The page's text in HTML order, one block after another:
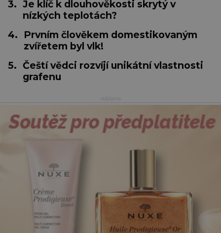
3. Je klíč k dlouhověkosti skrytý v
nízkých teplotách?
4.
Prvním člověkem domestikovaným
zvířetem byl vlk!
5. Čeští vědci rozvíjí unikátní vlastnosti
grafenu